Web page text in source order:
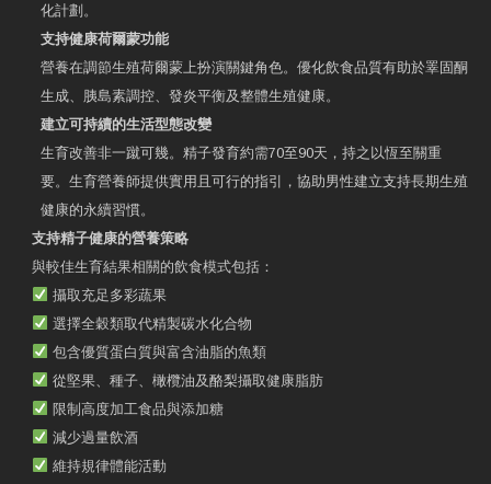
化計劃。
支持健康荷爾蒙功能
營養在調節生殖荷爾蒙上扮演關鍵角色。優化飲食品質有助於睪固酮
生成、胰島素調控、發炎平衡及整體生殖健康。
建立可持續的生活型態改變
生育改善非一蹴可幾。精子發育約需70至90天，持之以恆至關重
要。生育營養師提供實用且可行的指引，協助男性建立支持長期生殖
健康的永續習慣。
支持精子健康的營養策略
與較佳生育結果相關的飲食模式包括：
攝取充足多彩蔬果
選擇全穀類取代精製碳水化合物
包含優質蛋白質與富含油脂的魚類
從堅果、種子、橄欖油及酪梨攝取健康脂肪
限制高度加工食品與添加糖
減少過量飲酒
維持規律體能活動